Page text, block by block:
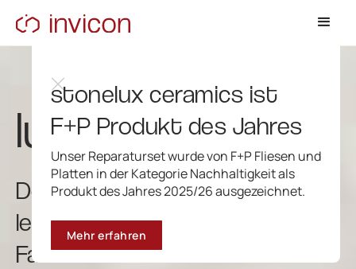
stonelux ceramics ist
F+P Produkt des Jahres
Unser Reparaturset wurde von F+P Fliesen und
Platten in der Kategorie Nachhaltigkeit als
Produkt des Jahres 2025/26 ausgezeichnet.
Mehr erfahren
luxon
Design-Acrylat für
lebendige
Farbakzente